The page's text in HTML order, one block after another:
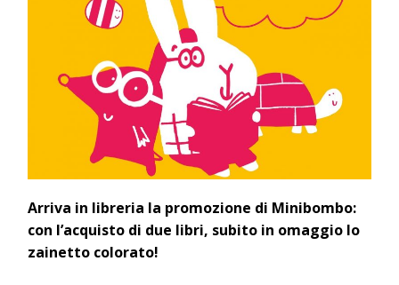
Arriva in libreria la promozione di Minibombo:
con l’acquisto di due libri, subito in omaggio lo
zainetto colorato!